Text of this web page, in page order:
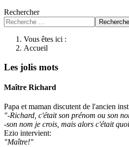
Rechercher
Vous êtes ici :
Accueil
Les jolis mots
Maître Richard
Papa et maman discutent de l'ancien
"-Richard, c'était son prénom ou son
-son nom je crois, mais alors c'était
Ezio intervient:
"Maître!"